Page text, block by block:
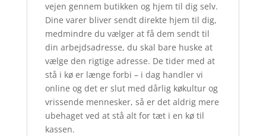
vejen gennem butikken og hjem til dig selv.
Dine varer bliver sendt direkte hjem til dig,
medmindre du vælger at få dem sendt til
din arbejdsadresse, du skal bare huske at
vælge den rigtige adresse. De tider med at
stå i kø er længe forbi – i dag handler vi
online og det er slut med dårlig køkultur og
vrissende mennesker, så er det aldrig mere
ubehaget ved at stå alt for tæt i en kø til
kassen.